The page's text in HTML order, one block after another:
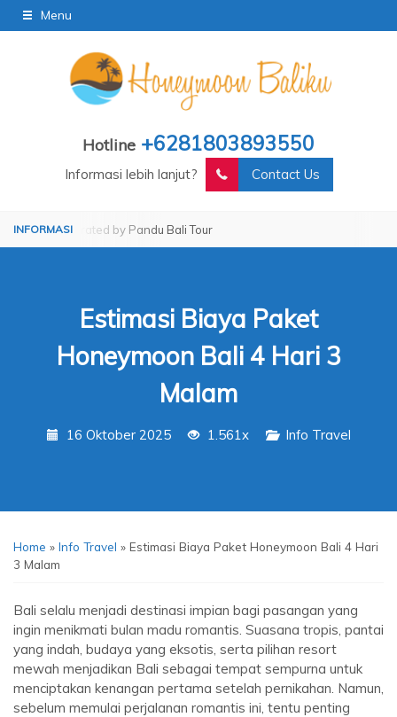
Menu
Hotline +6281803893550
Informasi lebih lanjut? Contact Us
Operated by Pandu Bali Tour Operated by Pandu Bali Tour
Estimasi Biaya Paket
Honeymoon Bali 4 Hari 3
Malam
16 Oktober 2025 1.561x Info Travel
Home » Info Travel » Estimasi Biaya Paket Honeymoon Bali 4 Hari
3 Malam
Bali selalu menjadi destinasi impian bagi pasangan yang
ingin menikmati bulan madu romantis. Suasana tropis, pantai
yang indah, budaya yang eksotis, serta pilihan resort
mewah menjadikan Bali sebagai tempat sempurna untuk
menciptakan kenangan pertama setelah pernikahan. Namun,
sebelum memulai perjalanan romantis ini, tentu penting